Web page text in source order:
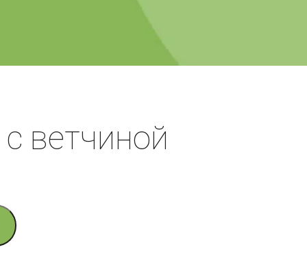
ветчиной